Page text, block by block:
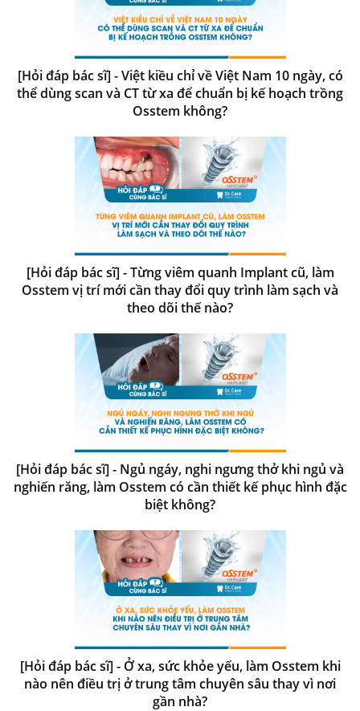
[Hỏi đáp bác sĩ] - Việt kiều chỉ về Việt Nam 10 ngày, có
thể dùng scan và CT từ xa để chuẩn bị kế hoạch trồng
Osstem không?
[Hỏi đáp bác sĩ] - Từng viêm quanh Implant cũ, làm
Osstem vị trí mới cần thay đổi quy trình làm sạch và
theo dõi thế nào?
[Hỏi đáp bác sĩ] - Ngủ ngáy, nghi ngưng thở khi ngủ và
nghiến răng, làm Osstem có cần thiết kế phục hình đặc
biệt không?
[Hỏi đáp bác sĩ] - Ở xa, sức khỏe yếu, làm Osstem khi
nào nên điều trị ở trung tâm chuyên sâu thay vì nơi
gần nhà?